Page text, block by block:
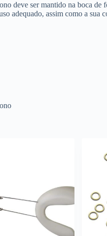
deve ser mantido na boca de
adequado, assim como a sua